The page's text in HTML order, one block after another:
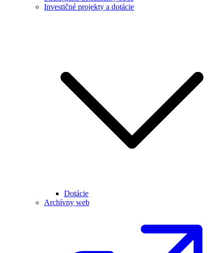
Investičné projekty a dotácie
Dotácie
Archívny web